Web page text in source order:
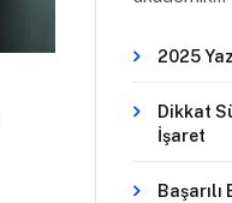
2025
Dikkat
İşaret